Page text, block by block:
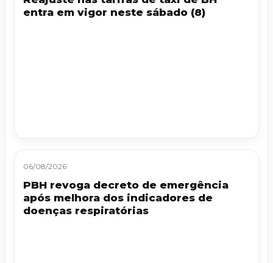
entra em vigor neste sábado (8)
06/08/2026
PBH revoga decreto de emergência
após melhora dos indicadores de
doenças respiratórias